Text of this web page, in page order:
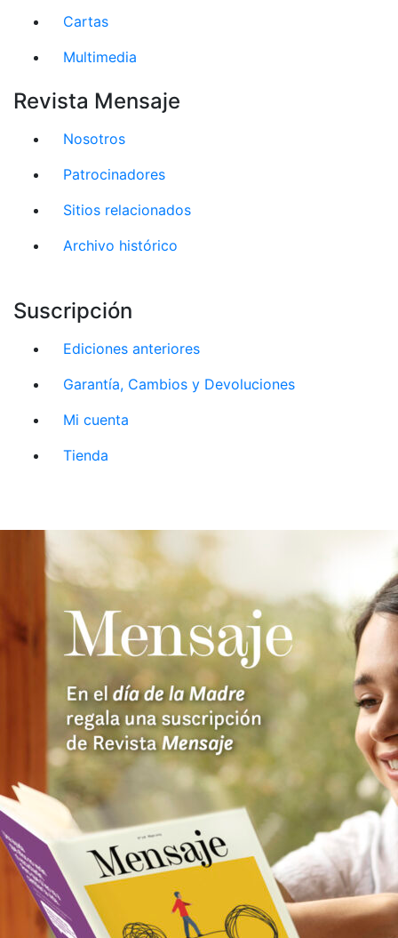
Cartas
Multimedia
Revista Mensaje
Nosotros
Patrocinadores
Sitios relacionados
Archivo histórico
Suscripción
Ediciones anteriores
Garantía, Cambios y Devoluciones
Mi cuenta
Tienda